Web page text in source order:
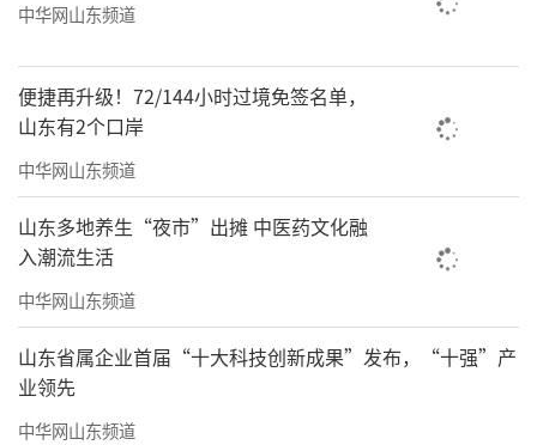
中华网山东频道
便捷再升级！72/144小时过境免签名单，
山东有2个口岸
中华网山东频道
山东多地养生“夜市”出摊 中医药文化融
入潮流生活
中华网山东频道
山东省属企业首届“十大科技创新成果”发布，“十强”产
业领先
中华网山东频道